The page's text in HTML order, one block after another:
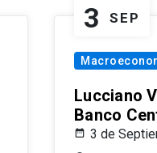
3 SEP
Lucciano
Banco
3 de